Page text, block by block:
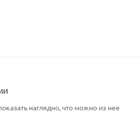
наглядно, что можно из нее